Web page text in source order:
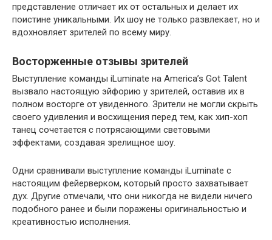
представление отличает их от остальных и делает их
поистине уникальными. Их шоу не только развлекает, но и
вдохновляет зрителей по всему миру.
Восторженные отзывы зрителей
Выступление команды iLuminate на America’s Got Talent
вызвало настоящую эйфорию у зрителей, оставив их в
полном восторге от увиденного. Зрители не могли скрыть
своего удивления и восхищения перед тем, как хип-хоп
танец сочетается с потрясающими световыми
эффектами, создавая зрелищное шоу.
Одни сравнивали выступление команды iLuminate с
настоящим фейерверком, который просто захватывает
дух. Другие отмечали, что они никогда не видели ничего
подобного ранее и были поражены оригинальностью и
креативностью исполнения.